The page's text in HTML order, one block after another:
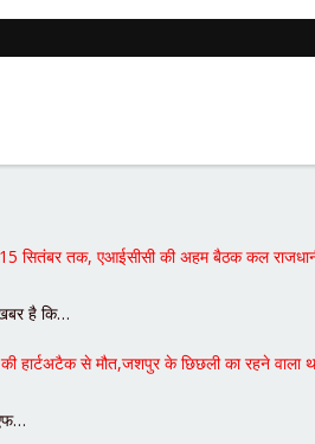
15 सितंबर तक, एआईसीसी की अहम बैठक कल
है कि…
हार्टअटैक से मौत,जशपुर के छिछली का रहने वाला